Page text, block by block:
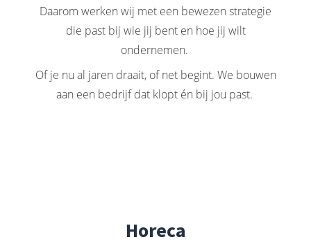
Daarom werken wij met een bewezen strategie
die past bij wie jij bent en hoe jij wilt
ondernemen.
Of je nu al jaren draait, of net begint. We bouwen
aan een bedrijf dat klopt én bij jou past.
Horeca